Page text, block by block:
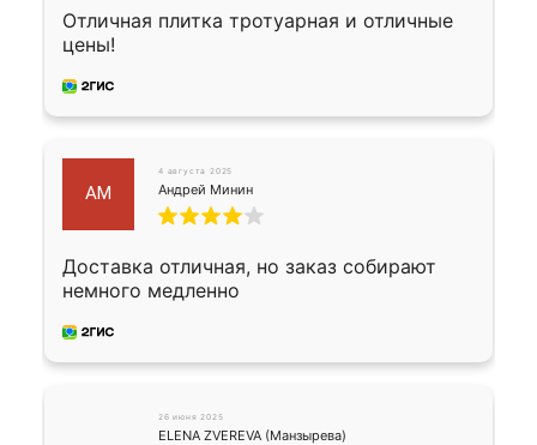
Отличная плитка тротуарная и отличные
цены!
АМ
4 августа 2025
Андрей Минин
Доставка отличная, но заказ собирают
немного медленно
26 июня 2025
ELENA ZVEREVA (Манзырева)